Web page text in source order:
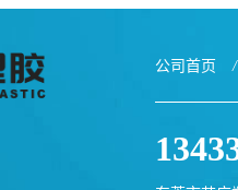
公司首页 /